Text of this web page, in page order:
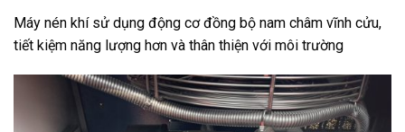
Máy nén khí sử dụng động cơ đồng bộ nam châm vĩnh cửu,
tiết kiệm năng lượng hơn và thân thiện với môi trường